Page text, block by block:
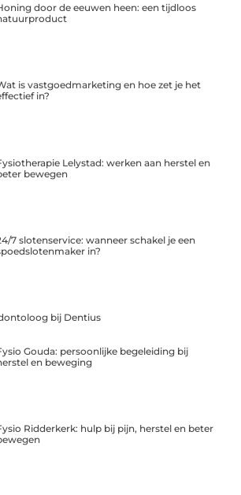
door de eeuwen heen: een tijdloos
is vastgoedmarketing en hoe zet je het
in?
Lelystad: werken aan herstel en
bewegen
7 slotenservice: wanneer schakel je een
in?
bij Dentius
Gouda: persoonlijke begeleiding bij
en beweging
Ridderkerk: hulp bij pijn, herstel en beter